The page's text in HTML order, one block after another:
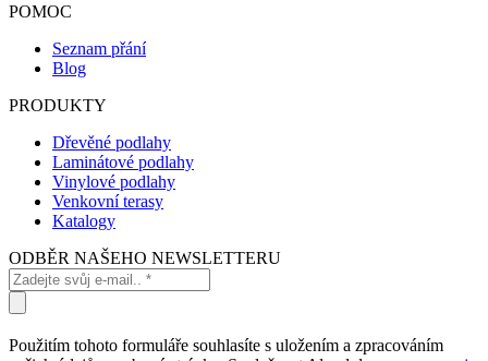
POMOC
Seznam přání
Blog
PRODUKTY
Dřevěné podlahy
Laminátové podlahy
Vinylové podlahy
Venkovní terasy
Katalogy
ODBĚR NAŠEHO NEWSLETTERU
Použitím tohoto formuláře souhlasíte s uložením a zpracováním